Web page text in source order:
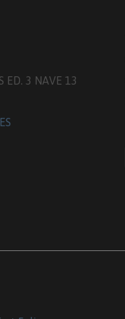
ED. 3 NAVE 13